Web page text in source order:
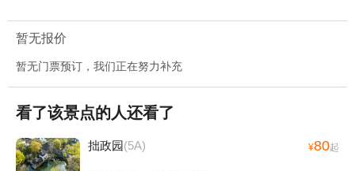
暂无报价
暂无门票预订，我们正在努力补充
看了该景点的人还看了
拙政园(5A) ¥80起